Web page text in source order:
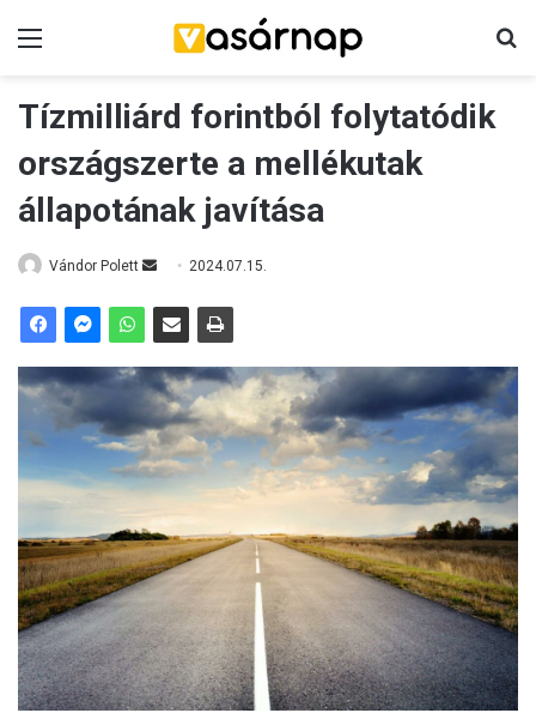
Tízmilliárd forintból folytatódik
országszerte a mellékutak
állapotának javítása
Vándor Polett
n
a
e
m
a
l
2024.07.15.